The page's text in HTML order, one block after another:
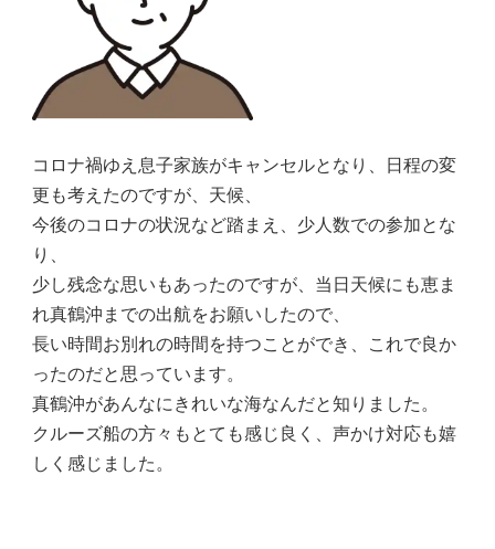
コロナ禍ゆえ息子家族がキャンセルとなり、日程の変
更も考えたのですが、天候、
今後のコロナの状況など踏まえ、少人数での参加とな
り、
少し残念な思いもあったのですが、当日天候にも恵ま
れ真鶴沖までの出航をお願いしたので、
長い時間お別れの時間を持つことができ、これで良か
ったのだと思っています。
真鶴沖があんなにきれいな海なんだと知りました。
クルーズ船の方々もとても感じ良く、声かけ対応も嬉
しく感じました。